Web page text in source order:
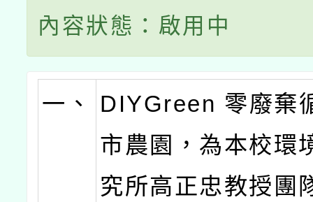
內容狀態：啟用中
一、
DIYGreen 零廢棄
市農園，為本校環
究所高正忠教授團